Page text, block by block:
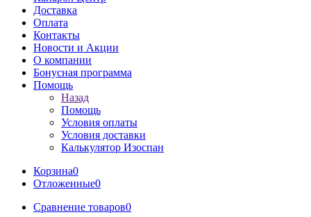
Доставка
Оплата
Контакты
Новости и Акции
О компании
Бонусная программа
Помощь
Назад
Помощь
Условия оплаты
Условия доставки
Калькулятор Изоспан
Корзина0
Отложенные0
Сравнение товаров0